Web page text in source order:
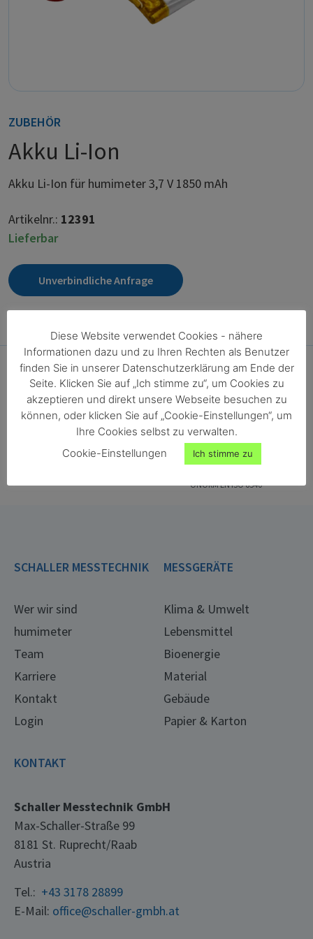
ZUBEHÖR
Akku Li-Ion
Akku Li-Ion für humimeter 3,7 V 1850 mAh
Artikelnr.: 12391
Lieferbar
Unverbindliche Anfrage
ONORM EN ISO 18134-2
ONORM EN ISO 4684
ONORM EN ISO 13183-1
ONORM EN ISO 6540
SCHALLER MESSTECHNIK
Wer wir sind
humimeter
Team
Karriere
Kontakt
Login
MESSGERÄTE
Klima & Umwelt
Lebensmittel
Bioenergie
Material
Gebäude
Papier & Karton
KONTAKT
Schaller Messtechnik GmbH
Max-Schaller-Straße 99
8181 St. Ruprecht/Raab
Austria
Tel.: +43 3178 28899
E-Mail: office@schaller-gmbh.at
Diese Website verwendet Cookies - nähere
Informationen dazu und zu Ihren Rechten als Benutzer
finden Sie in unserer Datenschutzerklärung am Ende der
Seite. Klicken Sie auf „Ich stimme zu“, um Cookies zu
akzeptieren und direkt unsere Webseite besuchen zu
können, oder klicken Sie auf „Cookie-Einstellungen“, um
Ihre Cookies selbst zu verwalten.
Cookie-Einstellungen
Ich stimme zu